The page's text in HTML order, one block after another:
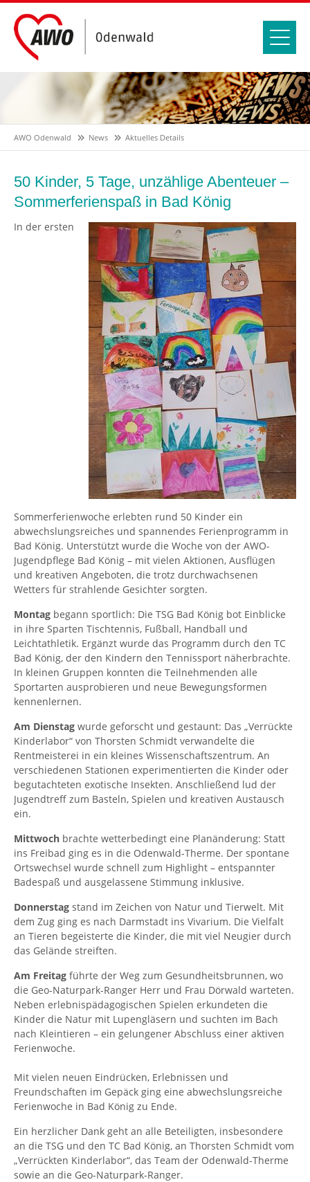
AWO Odenwald News Aktuelles Details
50 Kinder, 5 Tage, unzählige Abenteuer –
Sommerferienspaß in Bad König
In der ersten
Sommerferienwoche erlebten rund 50 Kinder ein
abwechslungsreiches und spannendes Ferienprogramm in
Bad König. Unterstützt wurde die Woche von der AWO-
Jugendpflege Bad König – mit vielen Aktionen, Ausflügen
und kreativen Angeboten, die trotz durchwachsenen
Wetters für strahlende Gesichter sorgten.
Montag begann sportlich: Die TSG Bad König bot Einblicke
in ihre Sparten Tischtennis, Fußball, Handball und
Leichtathletik. Ergänzt wurde das Programm durch den TC
Bad König, der den Kindern den Tennissport näherbrachte.
In kleinen Gruppen konnten die Teilnehmenden alle
Sportarten ausprobieren und neue Bewegungsformen
kennenlernen.
Am Dienstag wurde geforscht und gestaunt: Das „Verrückte
Kinderlabor“ von Thorsten Schmidt verwandelte die
Rentmeisterei in ein kleines Wissenschaftszentrum. An
verschiedenen Stationen experimentierten die Kinder oder
begutachteten exotische Insekten. Anschließend lud der
Jugendtreff zum Basteln, Spielen und kreativen Austausch
ein.
Mittwoch brachte wetterbedingt eine Planänderung: Statt
ins Freibad ging es in die Odenwald-Therme. Der spontane
Ortswechsel wurde schnell zum Highlight – entspannter
Badespaß und ausgelassene Stimmung inklusive.
Donnerstag stand im Zeichen von Natur und Tierwelt. Mit
dem Zug ging es nach Darmstadt ins Vivarium. Die Vielfalt
an Tieren begeisterte die Kinder, die mit viel Neugier durch
das Gelände streiften.
Am Freitag führte der Weg zum Gesundheitsbrunnen, wo
die Geo-Naturpark-Ranger Herr und Frau Dörwald warteten.
Neben erlebnispädagogischen Spielen erkundeten die
Kinder die Natur mit Lupengläsern und suchten im Bach
nach Kleintieren – ein gelungener Abschluss einer aktiven
Ferienwoche.
Mit vielen neuen Eindrücken, Erlebnissen und
Freundschaften im Gepäck ging eine abwechslungsreiche
Ferienwoche in Bad König zu Ende.
Ein herzlicher Dank geht an alle Beteiligten, insbesondere
an die TSG und den TC Bad König, an Thorsten Schmidt vom
„Verrückten Kinderlabor“, das Team der Odenwald-Therme
sowie an die Geo-Naturpark-Ranger.